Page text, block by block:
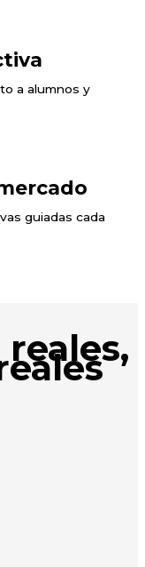
a alumnos y
guiadas cada